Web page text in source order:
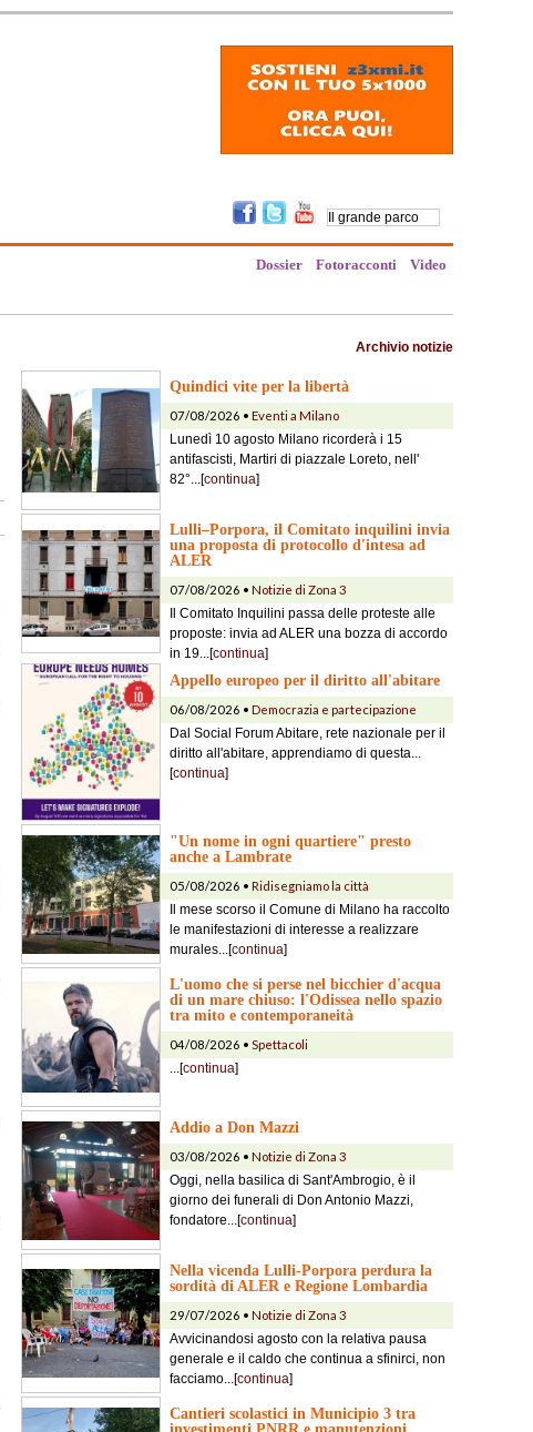
Dossier Fotoracconti Video
Archivio notizie
Quindici vite per la libertà
07/08/2026 • Eventi a Milano
Lunedì 10 agosto Milano ricorderà i 15
antifascisti, Martiri di piazzale Loreto, nell'
82°...[continua]
Lulli–Porpora, il Comitato inquilini invia
una proposta di protocollo d'intesa ad
ALER
07/08/2026 • Notizie di Zona 3
Il Comitato Inquilini passa delle proteste alle
proposte: invia ad ALER una bozza di accordo
in 19...[continua]
Appello europeo per il diritto all'abitare
06/08/2026 • Democrazia e partecipazione
Dal Social Forum Abitare, rete nazionale per il
diritto all'abitare, apprendiamo di questa...
[continua]
"Un nome in ogni quartiere" presto
anche a Lambrate
05/08/2026 • Ridisegniamo la città
Il mese scorso il Comune di Milano ha raccolto
le manifestazioni di interesse a realizzare
murales...[continua]
L'uomo che si perse nel bicchier d'acqua
di un mare chiuso: l'Odissea nello spazio
tra mito e contemporaneità
04/08/2026 • Spettacoli
...[continua]
Addio a Don Mazzi
03/08/2026 • Notizie di Zona 3
Oggi, nella basilica di Sant'Ambrogio, è il
giorno dei funerali di Don Antonio Mazzi,
fondatore...[continua]
Nella vicenda Lulli-Porpora perdura la
sordità di ALER e Regione Lombardia
29/07/2026 • Notizie di Zona 3
Avvicinandosi agosto con la relativa pausa
generale e il caldo che continua a sfinirci, non
facciamo...[continua]
Cantieri scolastici in Municipio 3 tra
investimenti PNRR e manutenzioni